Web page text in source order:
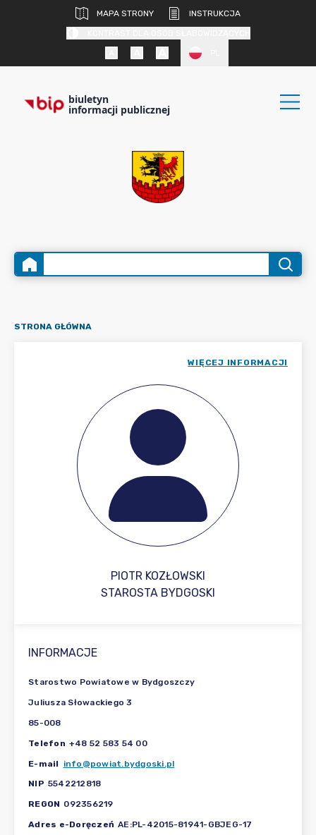
MAPA STRONY
INSTRUKCJA
biuletyn
informacji publicznej
STRONA GŁÓWNA
PIOTR KOZŁOWSKI
WIĘCEJ INFORMACJI
STAROSTA BYDGOSKI
INFORMACJE
Starostwo Powiatowe w Bydgoszczy
Juliusza Słowackiego 3
85-008
Telefon +48 52 583 54 00
E-mail info@powiat.bydgoski.pl
NIP 5542212818
REGON 092356219
Adres e-Doręczeń AE:PL-42015-81941-GBJEG-17